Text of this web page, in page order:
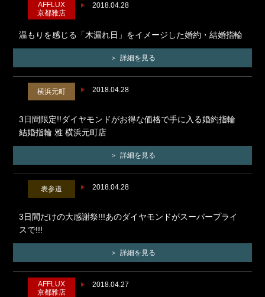
2018.04.28
AFFLUX
京都雅店
温もりを感じる「木漏れ日」をイメージした婚約・結婚指輪
詳細を見る
2018.04.28
横浜元町
3日間限定!!ダイヤモンドがお得な価格で手に入る婚約指輪
結婚指輪 雅 横浜元町店
詳細を見る
2018.04.28
表参道
3日間だけの大感謝祭!!!あのダイヤモンドがスーパープライ
スで!!!
詳細を見る
2018.04.27
AFFLUX
京都雅店